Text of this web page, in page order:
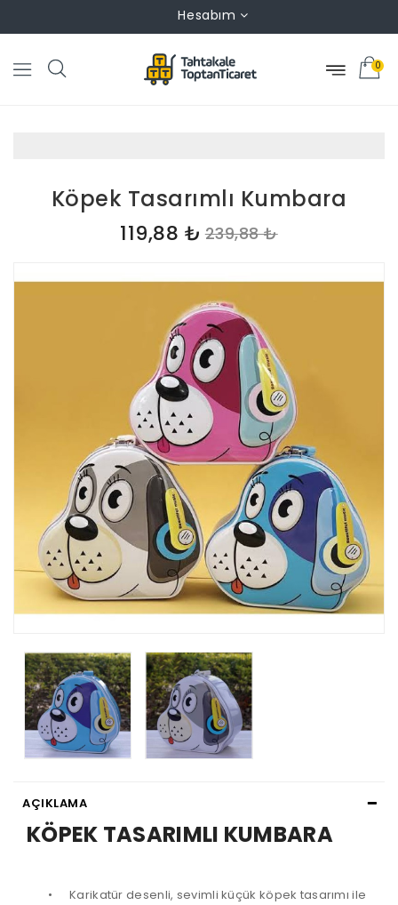
Hesabım
0
Köpek Tasarımlı Kumbara
119,88 ₺ 239,88 ₺
AÇIKLAMA
KÖPEK TASARIMLI KUMBARA
•
Karikatür desenli, sevimli küçük köpek tasarımı ile